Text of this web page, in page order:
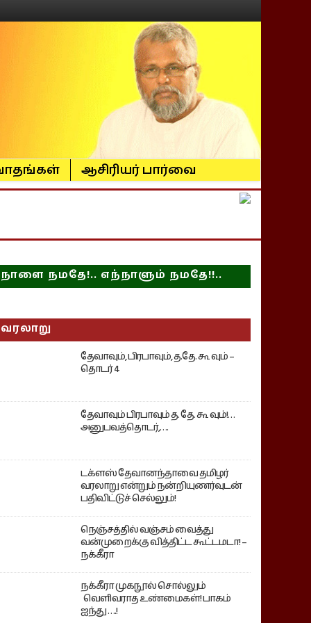
ஆசிரியர் பார்வை
நாளை நமதே!.. எந்நாளும் நமதே!!..
வரலாறு
தேவாவும், பிரபாவும், த.தே. கூ வும் –
தொடர் 4
தேவாவும் பிரபாவும் த. தே. கூ வும்!…
அனுபவத்தொடர்,….
டக்ளஸ் தேவானந்தாவை தமிழர்
வரலாறு என்றும் நன்றியுணர்வுடன்
பதிவிட்டுச் செல்லும்!
நெஞ்சத்தில் வஞ்சம் வைத்து
வன்முறைக்கு வித்திட்ட கூட்டமடா! –
நக்கீரா
நக்கீரா முகநூல் சொல்லும்
வெளிவராத உண்மைகள்! பாகம்
ஐந்து ….!